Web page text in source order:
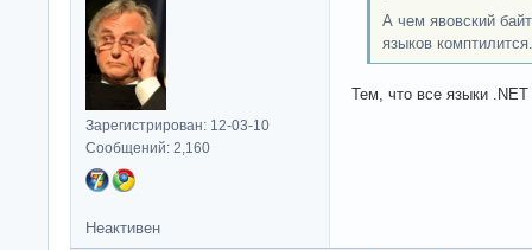
Зарегистрирован: 12-03-10
Сообщений: 2,160
А чем явовский
языков комптилится.
Тем, что все языки
Неактивен